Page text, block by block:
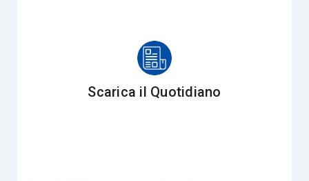
Scarica il Quotidiano